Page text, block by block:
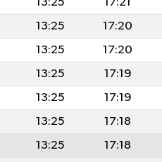
13:25 17:20
13:25 17:20
13:25 17:19
13:25 17:19
13:25 17:18
13:25 17:18